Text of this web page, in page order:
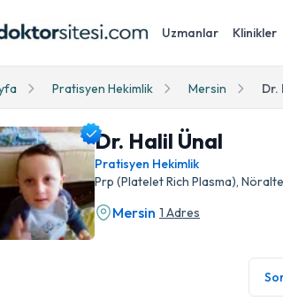
Uzmanlar Klinikler
Pratisyen Hekimlik Mersin Dr.
Dr. Halil Ünal
Pratisyen Hekimlik
Prp (Platelet Rich Plasma),
Mersin 1 Adres